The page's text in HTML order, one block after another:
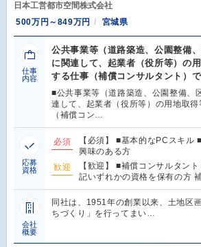
日本工営都市空間株式会社
500万円～849万円
宮城県
仕事
内容
公共事業等（道路築造、公園整備
に関連して、起業者（役所等）の
する仕事（補償コンサルタント）で
■公共事業等（道路築造、公園整備、
連して、起業者（役所等）の用地取
（補償コン…
応募
資格
必須
【必須】 ■基本的なPCスキル
興味のある方
歓迎
【歓迎】 ■補償コンサルタン
記いずれかの資格を保有の方
会社
概要
同社は、1951年の創業以来、土地区
ちづくり」を行ってまい…